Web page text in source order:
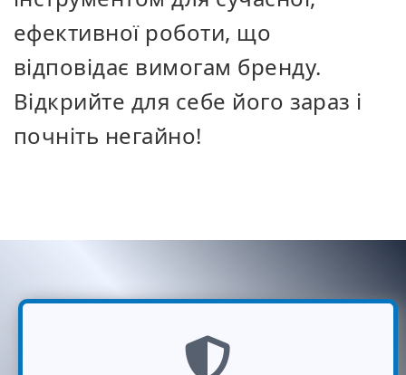
ефективної роботи, що
відповідає вимогам бренду.
Відкрийте для себе його зараз і
почніть негайно!